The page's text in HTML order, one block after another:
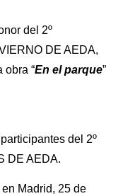
del 2º
DE AEDA,
obra “En el parque”
del 2º
DE AEDA.
Madrid, 25 de